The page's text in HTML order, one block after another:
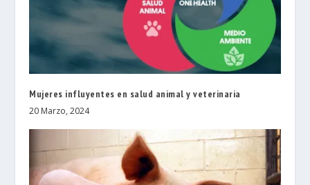
Mujeres influyentes en salud animal y veterinaria
20 Marzo, 2024